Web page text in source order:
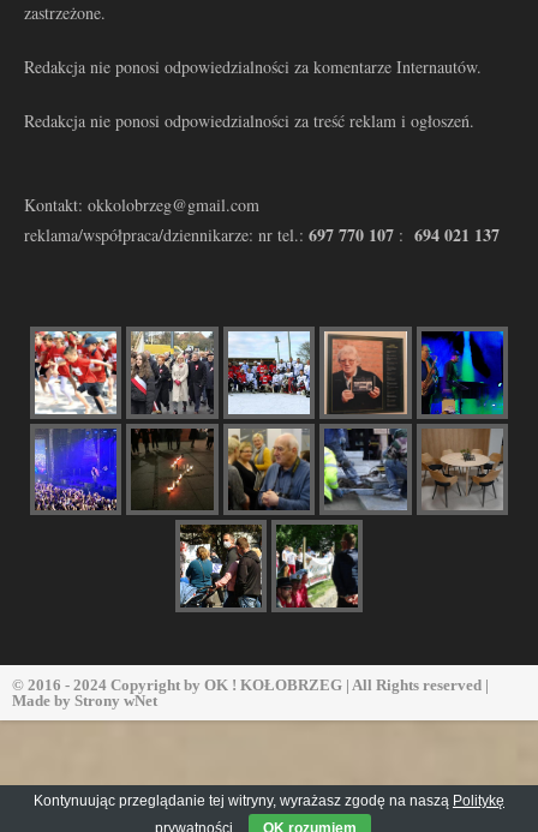
zastrzeżone.
Redakcja nie ponosi odpowiedzialności za komentarze Internautów.
Redakcja nie ponosi odpowiedzialności za treść reklam i ogłoszeń.
Kontakt: okkolobrzeg@gmail.com
reklama/współpraca/dziennikarze: nr tel.: 697 770 107 : 694 021 137
© 2016 - 2024 Copyright by OK ! KOŁOBRZEG | All Rights reserved |
Made by Strony wNet
Kontynuując przeglądanie tej witryny, wyrażasz zgodę na naszą Politykę
prywatności
OK rozumiem